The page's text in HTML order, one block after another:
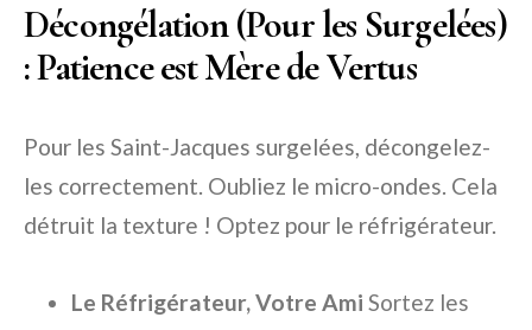
Décongélation (Pour les Surgelées)
: Patience est Mère de Vertus
Pour les Saint-Jacques surgelées, décongelez-
les correctement. Oubliez le micro-ondes. Cela
détruit la texture ! Optez pour le réfrigérateur.
Le Réfrigérateur, Votre Ami Sortez les